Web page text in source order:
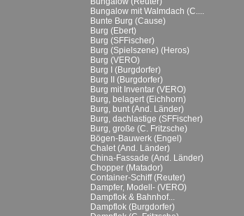
Bungalow mit Walmdach (C....
Bunte Burg (Cause)
Burg (Ebert)
Burg (SFFischer)
Burg (Spielszene) (Heros)
Burg (VERO)
Burg I (Burgdorfer)
Burg II (Burgdorfer)
Burg mit Inventar (VERO)
Burg, belagert (Eichhorn)
Burg, bunt (And. Länder)
Burg, dachlastige (SFFischer)
Burg, große (C. Fritzsche)
Bögen-Bauwerk (Engel)
Chalet (And. Länder)
China-Fassade (And. Länder)
Chopper (Matador)
Container-Schiff (Reuter)
Dampfer, Modell- (VERO)
Dampflok & Bahnhof...
Dampflok (Burgdorfer)